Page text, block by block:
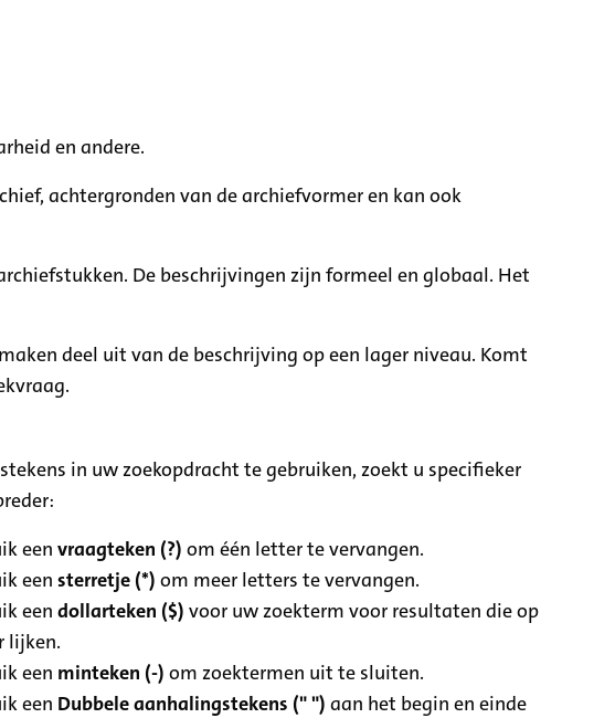
en andere.
achtergronden van de archiefvormer en kan ook
De beschrijvingen zijn formeel en globaal. Het
deel uit van de beschrijving op een lager niveau. Komt
in uw zoekopdracht te gebruiken, zoekt u specifieker
eenvraagteken (?) om één letter te vervangen.
eensterretje (*) om meer letters te vervangen.
eendollarteken ($) voor uw zoekterm voor resultaten die op
lijken.
een minteken (-) om zoektermen uit te sluiten.
een Dubbele aanhalingstekens (" ") aan het begin en einde